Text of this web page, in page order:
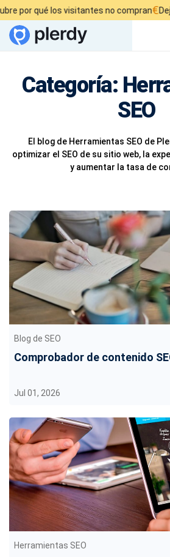
los visitantes no compran€Deja de
Categoría:
SEO
El blog de Herramientas SEO de
optimizar el SEO de su sitio web, la
y aumentar la tasa de
Blog de SEO
Comprobador de contenido
Jul 01, 2026
Herramientas SEO